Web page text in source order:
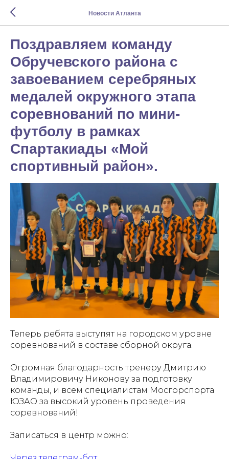
Новости Атланта
Поздравляем команду
Обручевского района с
завоеванием серебряных
медалей окружного этапа
соревнований по мини-
футболу в рамках
Спартакиады «Мой
спортивный район».
Теперь ребята выступят на городском уровне
соревнований в составе сборной округа.
Огромная благодарность тренеру Дмитрию
Владимировичу Никонову за подготовку
команды, и всем специалистам Мосгорспорта
ЮЗАО за высокий уровень проведения
соревнований!
Записаться в центр можно: